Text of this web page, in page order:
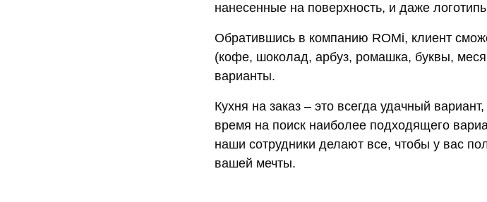
нанесенные на поверхность, и даже
Обратившись в компанию ROMi, клиент
(кофе, шоколад, арбуз, ромашка, буквы,
варианты.
Кухня на заказ – это всегда удачный
время на поиск наиболее подходящего
наши сотрудники делают все, чтобы у вас
вашей мечты.